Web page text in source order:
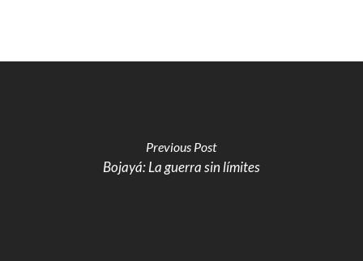
Previous Post
Bojayá: La guerra sin límites